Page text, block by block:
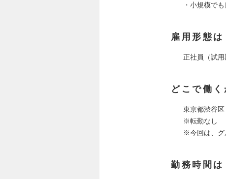
・小規模で
雇用形態は
正社員（試用
どこで働く
東京都渋谷区
※転勤なし
※今回は、グ
勤務時間は